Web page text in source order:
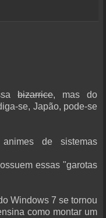
bizarrice, mas do
se, Japão, pode-se
de sistemas
essas "garotas
Windows 7 se tornou
como montar um